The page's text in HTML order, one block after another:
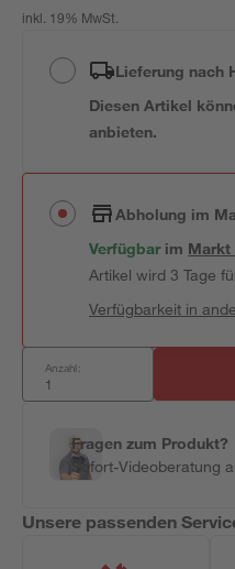
inkl. 19% MwSt.
Lieferung nach
Diesen Artikel
anbieten.
Abholung im
Verfügbar im Markt
Artikel wird 3 Tage
Verfügbarkeit in
Anzahl:
Fragen zum Produkt?
Sofort-Videoberatung
Unsere passenden